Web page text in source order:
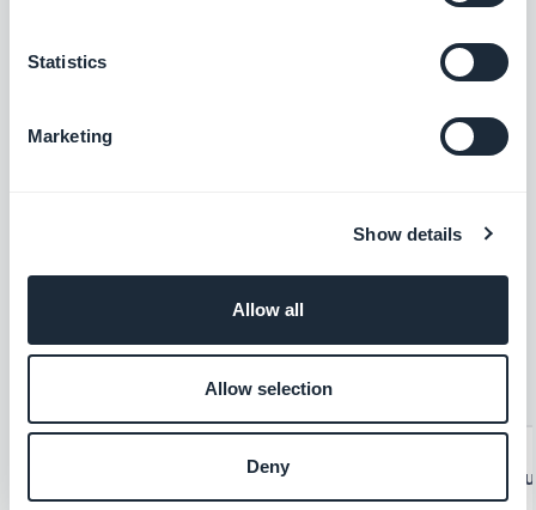
Statistics
Marketing
Show details
Allow all
Allow selection
Deny